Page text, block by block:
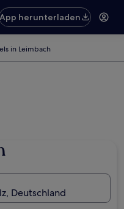
App herunterladen
in Leimbach
Deutschland